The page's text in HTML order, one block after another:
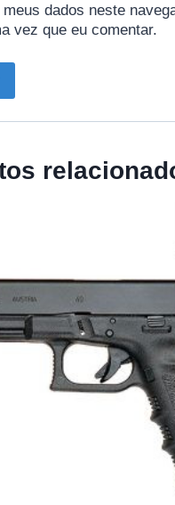
dados neste
vez que eu comentar.